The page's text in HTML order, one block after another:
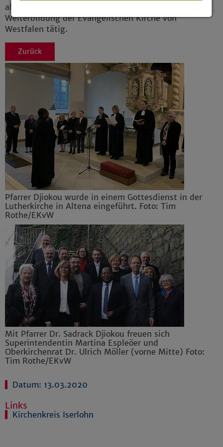
als Gastdozent im Institut für Aus-, Fort- und
Weiterbildung der Evangelischen Kirche von
Westfalen tätig.
Zurück
Pfarrer Djiokou wurde in einem Gottesdienst in der
Lutherkirche in Altena eingeführt. Foto: Tim
Rothe/EKvW
Mit Pfarrer Dr. Sadrack Djiokou freuen sich
Superintendentin Martina Espleöer und
Oberkirchenrat Dr. Ulrich Möller (vorne Mitte) Foto:
Tim Rothe/EKvW
Datum: 13.03.2020
Links
Kirchenkreis Iserlohn
Details anzeigen